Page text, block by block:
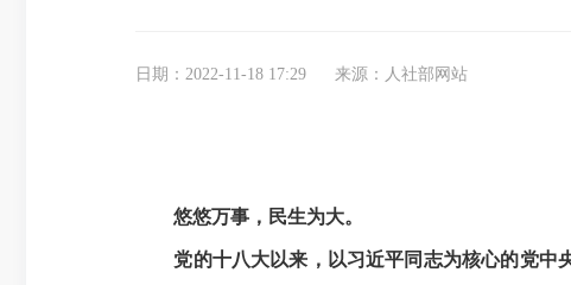
日期：2022-11-18 17:29 来源：人社部网站
悠悠万事，民生为大。
党的十八大以来，以习近平同志为核心的党中